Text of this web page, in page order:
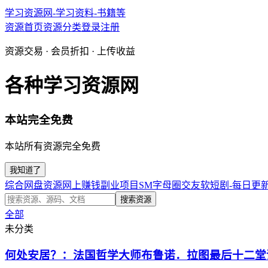
学习资源网-学习资料-书籍等
资源首页资源分类登录注册
资源交易 · 会员折扣 · 上传收益
各种学习资源网
本站完全免费
本站所有资源完全免费
我知道了
综合网盘资源 网上赚钱副业项目 SM字母圈交友软短剧-每日更
搜索资源
全部
未分类
何处安居？：法国哲学大师布鲁诺．拉图最后十二